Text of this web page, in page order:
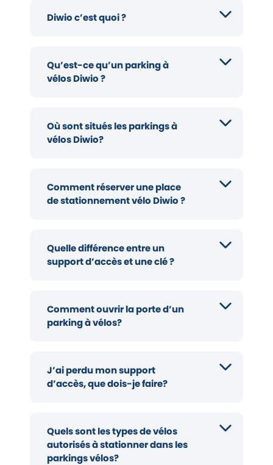
Diwio c’est quoi ?
Qu’est-ce qu’un parking à
vélos Diwio ?
Où sont situés les parkings à
vélos Diwio?
Comment réserver une place
de stationnement vélo Diwio ?
Quelle différence entre un
support d’accès et une clé ?
Comment ouvrir la porte d’un
parking à vélos?
J’ai perdu mon support
d’accès, que dois-je faire?
Quels sont les types de vélos
autorisés à stationner dans les
parkings vélos?